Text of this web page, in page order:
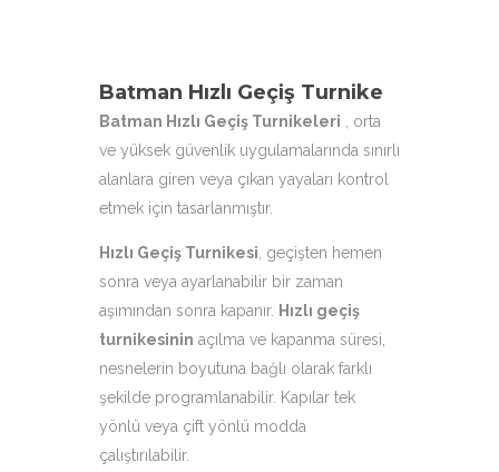
Batman Hızlı Geçiş Turnike
Batman Hızlı Geçiş Turnikeleri , orta
ve yüksek güvenlik uygulamalarında sınırlı
alanlara giren veya çıkan yayaları kontrol
etmek için tasarlanmıştır.
Hızlı Geçiş Turnikesi , geçişten hemen
sonra veya ayarlanabilir bir zaman
aşımından sonra kapanır. Hızlı geçiş
turnikesinin açılma ve kapanma süresi,
nesnelerin boyutuna bağlı olarak farklı
şekilde programlanabilir. Kapılar tek
yönlü veya çift yönlü modda
çalıştırılabilir.